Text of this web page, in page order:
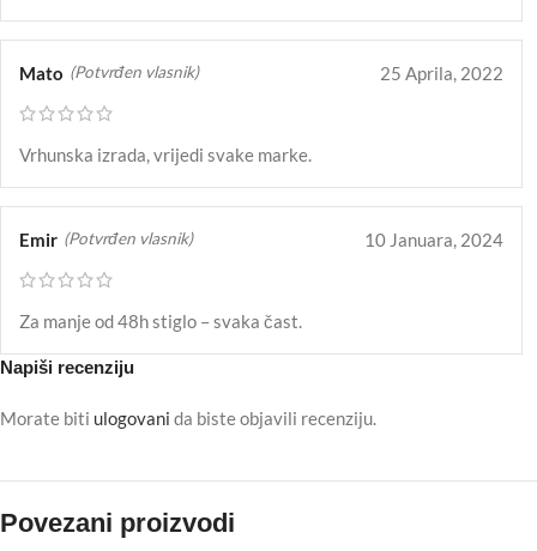
Mato (Potvrđen vlasnik) 25 Aprila, 2022
Vrhunska izrada, vrijedi svake marke.
Emir (Potvrđen vlasnik) 10 Januara, 2024
Za manje od 48h stiglo – svaka čast.
Napiši recenziju
Morate biti ulogovani da biste objavili recenziju.
Povezani proizvodi